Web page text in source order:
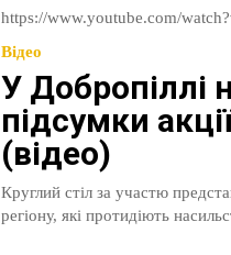
Відео
У Добропіллі
підсумки
(відео)
Круглий стіл за участю
регіону, які протидіють